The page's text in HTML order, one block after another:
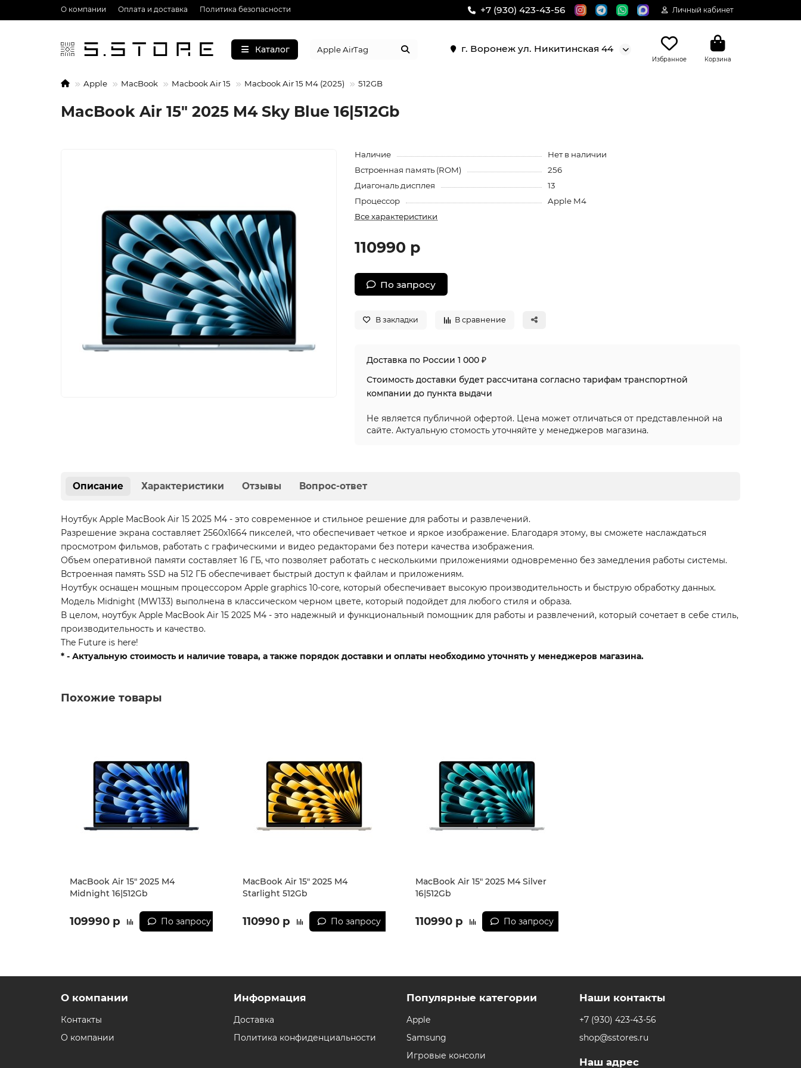
О компании Оплата и доставка Политика безопасности +7 (930) 423-43-56 Личный кабинет
Каталог г. Воронеж ул. Никитинская 44
Избранное Корзина
Apple MacBook Macbook Air 15 Macbook Air 15 M4 (2025) 512GB
MacBook Air 15" 2025 M4 Sky Blue 16|512Gb
Наличие
Нет в наличии
Встроенная память (ROM)
256
Диагональ дисплея
13
Процессор
Apple M4
Все характеристики
110990 р
По запросу
В закладки В сравнение
Доставка по России 1 000 ₽
Стоимость доставки будет рассчитана согласно тарифам транспортной
компании до пункта выдачи
Не является публичной офертой. Цена может отличаться от представленной на
сайте. Актуальную стомость уточняйте у менеджеров магазина.
Описание Характеристики Отзывы Вопрос-ответ
Ноутбук Apple MacBook Air 15 2025 M4 - это современное и стильное решение для работы и развлечений.
Разрешение экрана составляет 2560x1664 пикселей, что обеспечивает четкое и яркое изображение. Благодаря этому, вы сможете наслаждаться
просмотром фильмов, работать с графическими и видео редакторами без потери качества изображения.
Объем оперативной памяти составляет 16 ГБ, что позволяет работать с несколькими приложениями одновременно без замедления работы системы.
Встроенная память SSD на 512 ГБ обеспечивает быстрый доступ к файлам и приложениям.
Ноутбук оснащен мощным процессором Apple graphics 10-core, который обеспечивает высокую производительность и быструю обработку данных.
Модель Midnight (MW133) выполнена в классическом черном цвете, который подойдет для любого стиля и образа.
В целом, ноутбук Apple MacBook Air 15 2025 M4 - это надежный и функциональный помощник для работы и развлечений, который сочетает в себе стиль,
производительность и качество.
The Future is here!
* - Актуальную стоимость и наличие товара, а также порядок доставки и оплаты необходимо уточнять у менеджеров магазина.
Похожие товары
MacBook Air 15" 2025 M4
Midnight 16|512Gb
109990 р По запросу
MacBook Air 15" 2025 M4
Starlight 512Gb
110990 р По запросу
MacBook Air 15" 2025 M4 Silver
16|512Gb
110990 р По запросу
О компании
Контакты
О компании
Информация
Доставка
Политика конфиденциальности
Популярные категории
Apple
Samsung
Игровые консоли
Наши контакты
+7 (930) 423-43-56
shop@sstores.ru
Наш адрес